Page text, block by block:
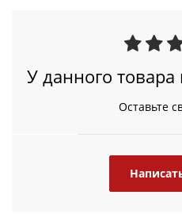
У данного
Оставьте